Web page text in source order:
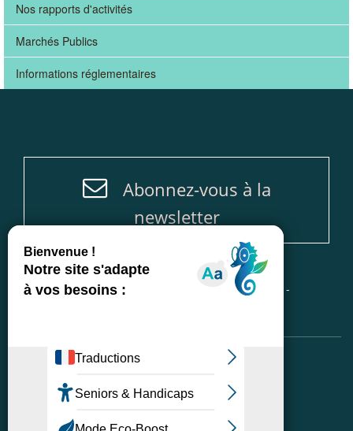
Nos rapports d'activités
Marchés Publics
Informations réglementaires
Abonnez-vous à la
newsletter
Accueil- Plan du site Mentions légales
-